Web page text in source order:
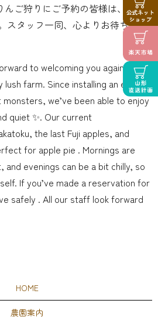
んご狩りにご予約の皆様は、安全
スタッフ一同、心よりお待ち申し
to welcoming you again today
farm. Since installing an electric
we’ve been able to enjoy
quiet ✨. Our current
the last Fuji apples, and
for apple pie . Mornings are
and evenings can be a bit chilly, so
If you’ve made a reservation for
safely . All our staff look forward
HOME
農園案内